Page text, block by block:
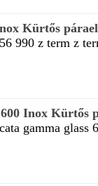
Kürtős
990 z term z
Inox Kürtős
gamma glass